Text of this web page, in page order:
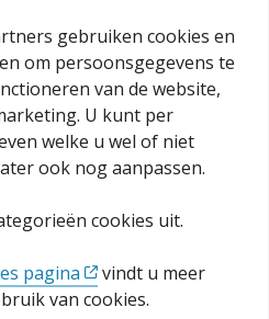
gebruiken cookies en
om persoonsgegevens te
van de website,
U kunt per
welke u wel of niet
ook nog aanpassen.
cookies uit.
pagina
vindt u meer
van cookies.